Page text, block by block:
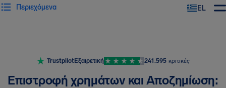
EL
Περιεχόμενα
TrustpilotΕξαιρετική 241.595 κριτικές
Επιστροφή χρημάτων και Αποζημίωση: